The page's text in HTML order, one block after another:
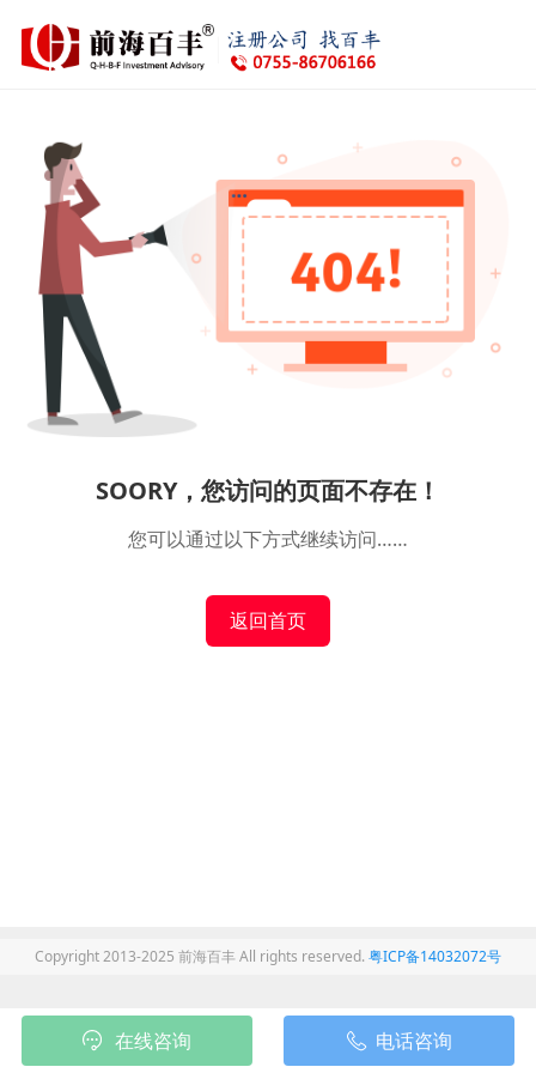
SOORY，您访问的页面不存在！
您可以通过以下方式继续访问……
返回首页
Copyright 2013-2025 前海百丰 All rights reserved. 粤ICP备14032072号
在线咨询 电话咨询